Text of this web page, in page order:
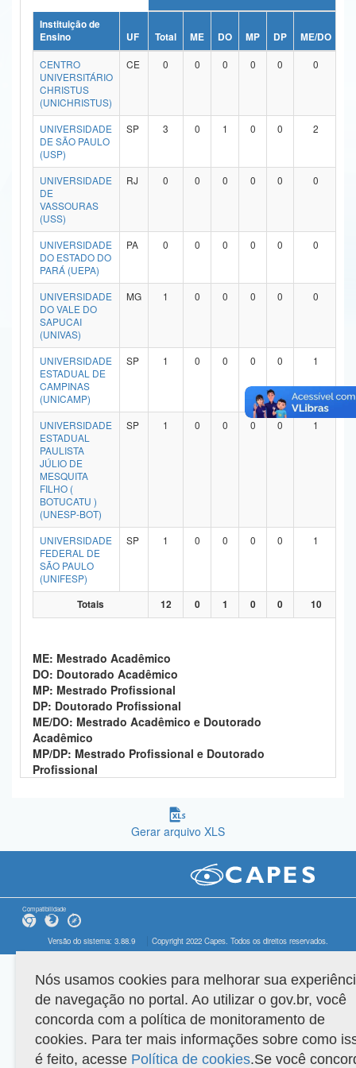
Ministério da Ciência, Tecnologia, Inovações e Comunicações
Ministério do Meio Ambiente
Ministério do Turismo
Ministério do Desenvolvimento Regional
Controladoria-Geral da União
Ministério da Mulher, da Família e dos Direitos Humanos
Secretaria-Geral
Secretaria de Governo
Gabinete de Segurança Institucional
Advocacia-Geral da União
Banco Central do Brasil
Instituição de
Ensino
UF Total ME DO MP DP ME/DO
CENTRO
UNIVERSITÁRIO
CHRISTUS
(UNICHRISTUS)
CE 0 0 0 0 0 0
UNIVERSIDADE
DE SÃO PAULO
(USP)
SP 3 0 1 0 0 2
UNIVERSIDADE
DE
VASSOURAS
(USS)
RJ 0 0 0 0 0 0
UNIVERSIDADE
DO ESTADO DO
PARÁ (UEPA)
PA 0 0 0 0 0 0
UNIVERSIDADE
DO VALE DO
SAPUCAI
(UNIVAS)
MG 1 0 0 0 0 0
UNIVERSIDADE
ESTADUAL DE
CAMPINAS
(UNICAMP)
SP 1 0 0 0 0 1
UNIVERSIDADE
ESTADUAL
PAULISTA
JÚLIO DE
MESQUITA
FILHO (
BOTUCATU )
(UNESP-BOT)
SP 1 0 0 0 0 1
UNIVERSIDADE
FEDERAL DE
SÃO PAULO
(UNIFESP)
SP 1 0 0 0 0 1
Totais 12 0 1 0 0 10
ME: Mestrado Acadêmico
DO: Doutorado Acadêmico
MP: Mestrado Profissional
DP: Doutorado Profissional
ME/DO: Mestrado Acadêmico e Doutorado
Acadêmico
MP/DP: Mestrado Profissional e Doutorado
Profissional
Gerar arquivo XLS
Compatibilidade
Versão do sistema: 3.88.9 Copyright 2022 Capes. Todos os direitos reservados.
Nós usamos cookies para melhorar sua
de navegação no portal. Ao utilizar o gov.br, você
concorda com a política de monitoramento de
cookies. Para ter mais informações sobre como
é feito, acesse Política de cookies.Se você